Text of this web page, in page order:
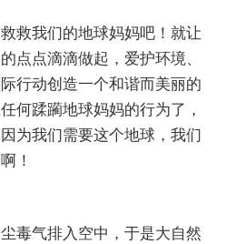
救我们的地球妈妈吧！就让
点点滴滴做起，爱护环境、
行动创造一个和谐而美丽的
何蹂躏地球妈妈的行为了，
为我们需要这个地球，我们
！
毒气排入空中，于是大自然